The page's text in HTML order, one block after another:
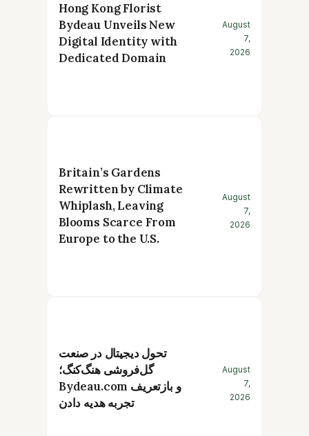
Hong Kong Florist
Bydeau Unveils New
Digital Identity with
Dedicated Domain
August
7,
2026
Britain’s Gardens
Rewritten by Climate
Whiplash, Leaving
Blooms Scarce From
Europe to the U.S.
August
7,
2026
تحول دیجیتال در صنعت
گل‌فروشی هنگ‌کنگ؛
Bydeau.com و بازتعریف
تجربه هدیه دادن
August
7,
2026